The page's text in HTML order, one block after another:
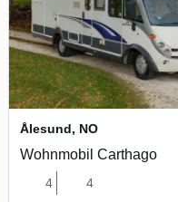
Ålesund, NO
Wohnmobil Carthago
4 4